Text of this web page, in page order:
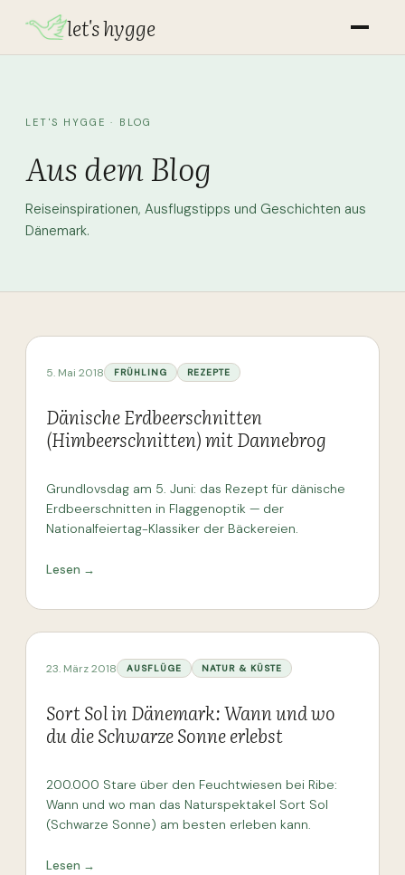
let's hygge
LET'S HYGGE · BLOG
Aus dem Blog
Reiseinspirationen, Ausflugstipps und Geschichten aus
Dänemark.
5. Mai 2018 FRÜHLING REZEPTE
Dänische Erdbeerschnitten
(Himbeerschnitten) mit Dannebrog
Grundlovsdag am 5. Juni: das Rezept für dänische
Erdbeerschnitten in Flaggenoptik — der
Nationalfeiertag-Klassiker der Bäckereien.
Lesen →
23. März 2018 AUSFLÜGE NATUR & KÜSTE
Sort Sol in Dänemark: Wann und wo
du die Schwarze Sonne erlebst
200.000 Stare über den Feuchtwiesen bei Ribe:
Wann und wo man das Naturspektakel Sort Sol
(Schwarze Sonne) am besten erleben kann.
Lesen →